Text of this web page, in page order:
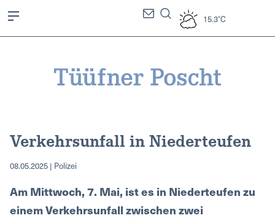
15.3°C
Verkehrsunfall in Niederteufen
08.05.2025 | Polizei
Am Mittwoch, 7. Mai, ist es in Niederteufen zu
einem Verkehrsunfall zwischen zwei